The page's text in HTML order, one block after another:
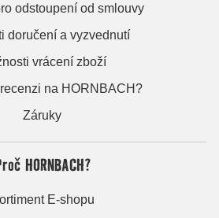
odstoupení od smlouvy
doručení a vyzvednutí
vrácení zboží
na HORNBACH?
Záruky
HORNBACH?
E-shopu